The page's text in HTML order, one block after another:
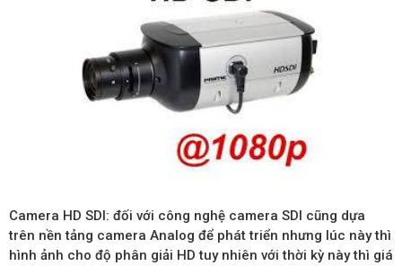
Camera HD SDI: đối với công nghệ camera SDI cũng dựa
trên nền tảng camera Analog để phát triển nhưng lúc này thì
hình ảnh cho độ phân giải HD tuy nhiên với thời kỳ này thì giá